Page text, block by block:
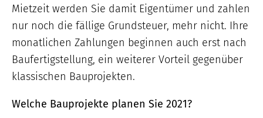
Mietzeit werden Sie damit Eigentümer und zahlen
nur noch die fällige Grundsteuer, mehr nicht. Ihre
monatlichen Zahlungen beginnen auch erst nach
Baufertigstellung, ein weiterer Vorteil gegenüber
klassischen Bauprojekten.
Welche Bauprojekte planen Sie 2021?